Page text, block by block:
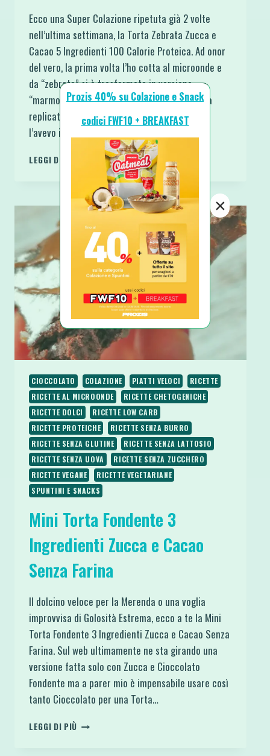
Ecco una Super Colazione ripetuta già 2 volte
nell’ultima settimana, la Torta Zebrata Zucca e
Cacao 5 Ingredienti 100 Calorie Proteica. Ad onor
del vero, la prima volta l’ho cotta al microonde e
da “zebrata” si è trasformata in versione
“marmorizzata”. Buona, Sana e Soffice andava
replicata identica ma doveva venire come ce
l’avevo in…
LEGGI DI PIÙ
ZEBRATA
CACAO
INGREDIENTI
100
CALORIE
PROTEICA
CIOCCOLATO COLAZIONE PIATTI VELOCI
RICETTE
RICETTE AL MICROONDE
RICETTE CHETOGENICHE
RICETTE DOLCI
RICETTE LOW CARB
RICETTE PROTEICHE
RICETTE SENZA BURRO
RICETTE SENZA GLUTINE
RICETTE SENZA LATTOSIO
RICETTE SENZA UOVA
RICETTE SENZA ZUCCHERO
RICETTE VEGANE
RICETTE VEGETARIANE
SPUNTINI E SNACKS
Mini Torta Fondente 3
Ingredienti Zucca e Cacao
Senza Farina
Il dolcino veloce per la Merenda o una voglia
improvvisa di Golosità Estrema, ecco a te la Mini
Torta Fondente 3 Ingredienti Zucca e Cacao Senza
Farina. Sul web ultimamente ne sta girando una
versione fatta solo con Zucca e Cioccolato
Fondente ma a parer mio è impensabile usare così
tanto Cioccolato per una Torta…
LEGGI DI PIÙ MINI
Prozis 40% su Colazione e Snack
codici FWF10 + BREAKFAST
×